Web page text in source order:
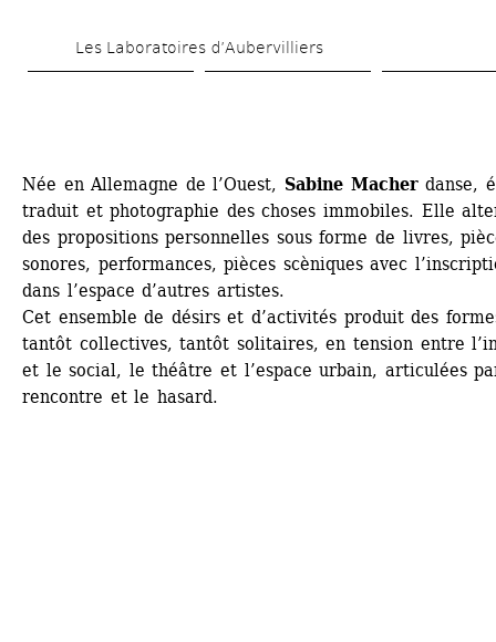
au
Les Laboratoires d’Aubervilliers
Née en Allemagne de l’Ouest, Sabine Macherdanse,
traduit et photographie des choses immobiles. Elle
des propositions personnelles sous forme de livres,
sonores, performances, pièces scèniques avec
dans l’espace d’autres artistes.
Cet ensemble de désirs et d’activités produit des
tantôt collectives, tantôt solitaires, en tension entre
et le social, le théâtre et l’espace urbain, articulées
rencontre et le hasard.